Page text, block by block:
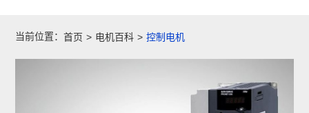
当前位置：首页 > 电机百科 > 控制电机